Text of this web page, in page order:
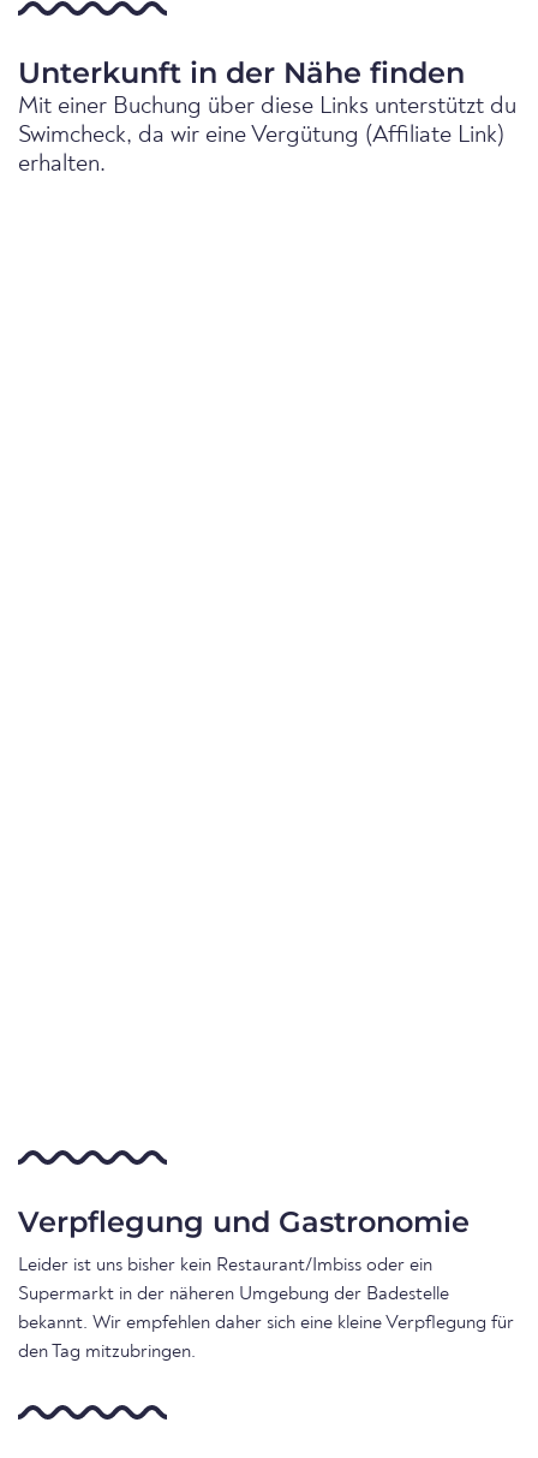
Unterkunft in der Nähe finden
Mit einer Buchung über diese Links unterstützt du
Swimcheck, da wir eine Vergütung (Affiliate Link)
erhalten.
Verpflegung und Gastronomie
Leider ist uns bisher kein Restaurant/Imbiss oder ein
Supermarkt in der näheren Umgebung der Badestelle
bekannt. Wir empfehlen daher sich eine kleine Verpflegung für
den Tag mitzubringen.